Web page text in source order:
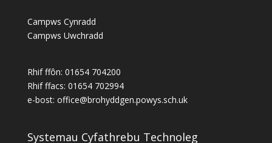
Campws Cynradd
Campws Uwchradd
Rhif ffôn: 01654 704200
Rhif ffacs: 01654 702994
e-bost: office@brohyddgen.powys.sch.uk
Systemau Cyfathrebu Technoleg